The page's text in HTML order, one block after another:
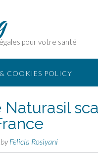
pour votre santé
COOKIES POLICY
Naturasil
byFelicia Rosiyani